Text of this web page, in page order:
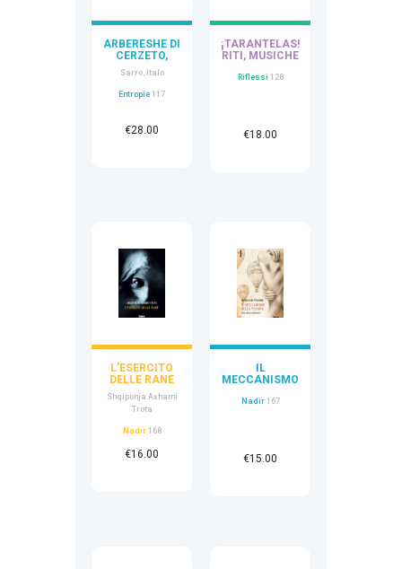
ARBËRESHË DI
CERZETO,
CAVALLERIZZ
O E SAN
GIACOMO TRA
’700 E ’900
Sarro, Italo
Entropie 117
€28.00
¡TARANTELAS!
RITI, MUSICHE
SUD ITALIA E
Riflessi 128
€18.00
L’ESERCITO
DELLE RANE
Shqiponja Axhami
Trota
Nadir168
€16.00
IL
MECCANISMO
Nadir167
€15.00